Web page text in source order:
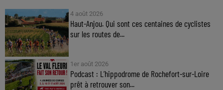
4 août 2026
Haut-Anjou. Qui sont ces centaines de cyclistes
sur les routes de...
1er août 2026
Podcast : L’hippodrome de Rochefort-sur-Loire
prêt à retrouver son...